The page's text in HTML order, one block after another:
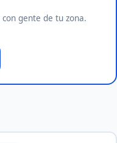
con gente de tu zona.